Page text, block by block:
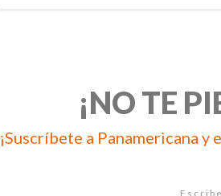
¡NO TE
¡Suscríbete a Panamericana